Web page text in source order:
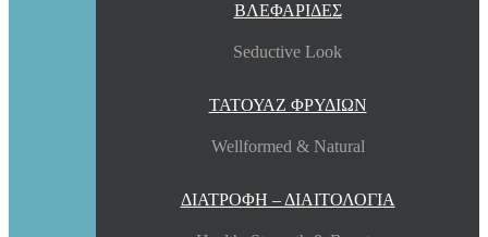
ΒΛΕΦΑΡΙΔΕΣ
Seductive Look
ΤΑΤΟΥΑΖ ΦΡΥΔΙΩΝ
Wellformed & Natural
ΔΙΑΤΡΟΦΗ – ΔΙΑΙΤΟΛΟΓΙΑ